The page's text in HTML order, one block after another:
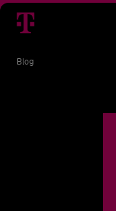
Blog